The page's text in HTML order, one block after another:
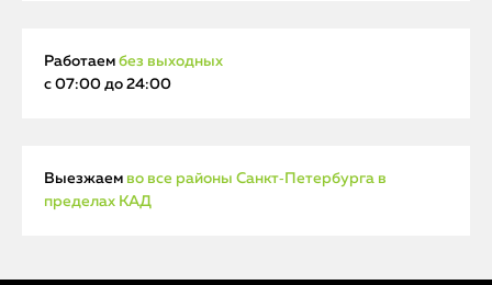
Работаем без выходных
с 07:00 до 24:00
Выезжаем во все районы Санкт‑Петербурга в
пределах КАД